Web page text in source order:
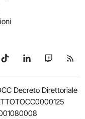
su Telegram
Seguici su TikTok
Seguici su
Seguici
Decreto Direttoriale